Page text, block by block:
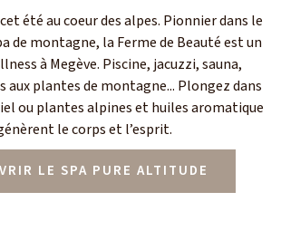
été au coeur des alpes. Pionnier dans le
de montagne, la Ferme de Beauté est un
à Megève. Piscine, jacuzzi, sauna,
aux plantes de montagne... Plongez dans
ou plantes alpines et huiles aromatique
le corps et l’esprit.
LE SPA PURE ALTITUDE